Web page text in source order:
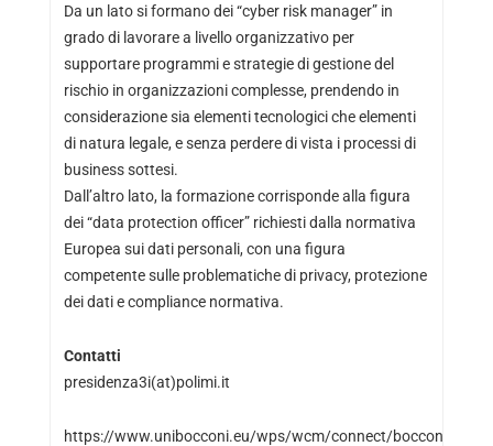
Da un lato si formano dei “cyber risk manager” in
grado di lavorare a livello organizzativo per
supportare programmi e strategie di gestione del
rischio in organizzazioni complesse, prendendo in
considerazione sia elementi tecnologici che elementi
di natura legale, e senza perdere di vista i processi di
business sottesi.
Dall’altro lato, la formazione corrisponde alla figura
dei “data protection officer” richiesti dalla normativa
Europea sui dati personali, con una figura
competente sulle problematiche di privacy, protezione
dei dati e compliance normativa.
Contatti
presidenza3i(at)polimi.it
https://www.unibocconi.eu/wps/wcm/connect/bocconi/